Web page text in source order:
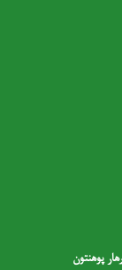
پوهنتون